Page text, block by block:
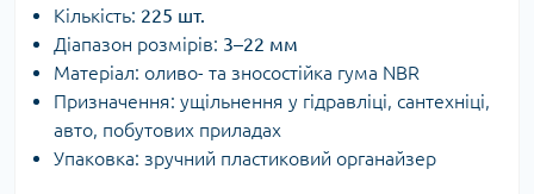
Кількість: 225 шт.
Діапазон розмірів: 3–22 мм
Матеріал: оливо- та зносостійка гума NBR
Призначення: ущільнення у гідравліці, сантехніці,
авто, побутових приладах
Упаковка: зручний пластиковий органайзер